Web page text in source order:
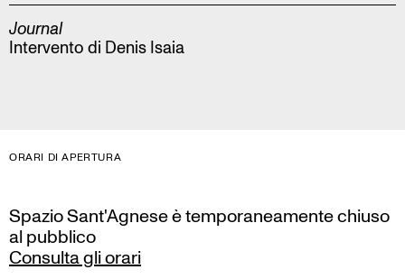
Journal
Intervento di Denis Isaia
ORARI DI APERTURA
Spazio Sant'Agnese è temporaneamente chiuso
al pubblico
Consulta gli orari